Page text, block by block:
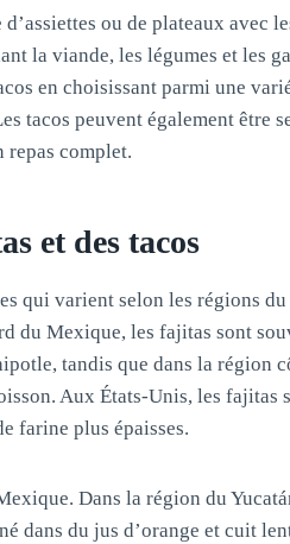
ou de plateaux avec
la viande, les légumes et les
en choisissant parmi une
tacos peuvent également être
repas complet.
et des tacos
qui varient selon les régions
du Mexique, les fajitas sont
tandis que dans la région
Aux États-Unis, les fajitas
farine plus épaisses.
Dans la région du
dans du jus d’orange et cuit